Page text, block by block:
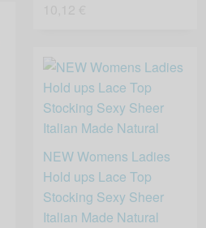
NEW Womens Ladies
Hold ups Lace Top
Stocking Sexy Sheer
Italian Made Natural